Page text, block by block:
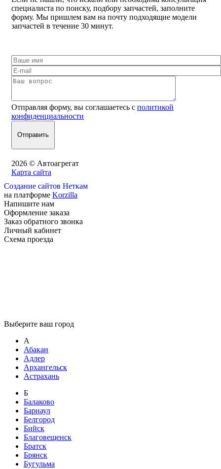
специалиста по поиску, подбору запчастей, заполните
форму. Мы пришлем вам на почту подходящие модели
запчастей в течение 30 минут.
Отправляя форму, вы соглашаетесь с политикой
конфиденциальности
2026 © Автоагрегат
Карта сайта
Создание сайтов Неткам
на платформе Korzilla
Напишите нам
Оформление заказа
Заказ обратного звонка
Личный кабинет
Схема проезда
Выберите ваш город
А
Абакан
Адлер
Архангельск
Астрахань
Б
Балаково
Барнаул
Белгород
Бийск
Благовещенск
Братск
Брянск
Бугульма